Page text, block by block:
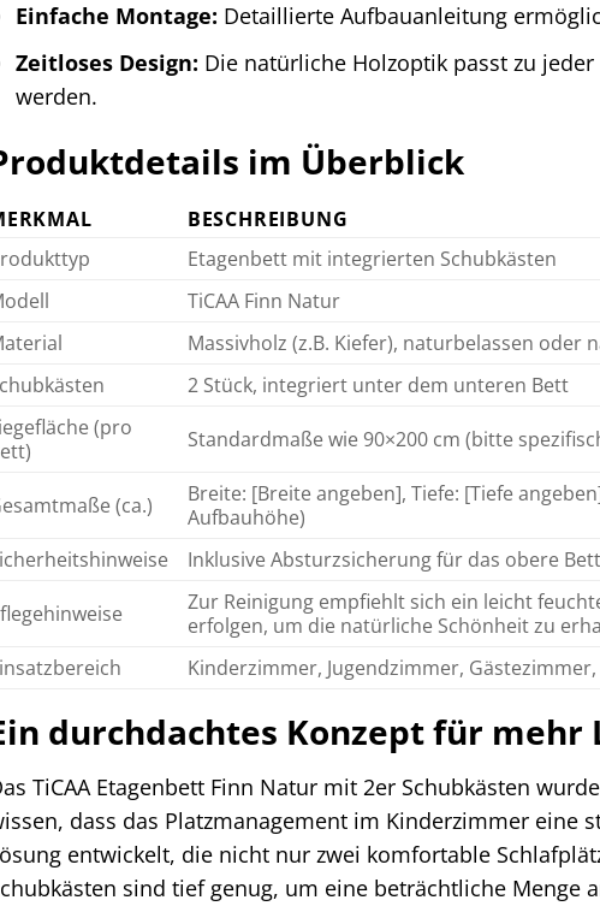
Einfache Montage: Detaillierte Aufbauanleitung
Zeitloses Design: Die natürliche Holzoptik passt zu
werden.
im Überblick
BESCHREIBUNG
Etagenbett mit integrierten Schubkästen
TiCAA Finn Natur
Massivholz (z.B. Kiefer), naturbelassen oder
2 Stück, integriert unter dem unteren Bett
(pro
Standardmaße wie 90×200 cm (bitte
(ca.)
Breite: [Breite angeben], Tiefe: [Tiefe
Aufbauhöhe)
Inklusive Absturzsicherung für das obere
Zur Reinigung empfiehlt sich ein leicht
erfolgen, um die natürliche Schönheit zu
Kinderzimmer, Jugendzimmer,
durchdachtes Konzept für
TiCAA Etagenbett Finn Natur mit 2er Schubkästen
dass das Platzmanagement im Kinderzimmer eine
entwickelt, die nicht nur zwei komfortable
sind tief genug, um eine beträchtliche Menge